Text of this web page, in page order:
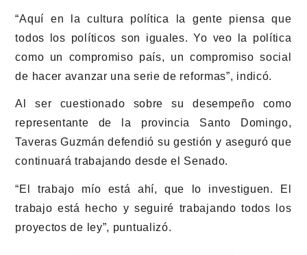
“Aquí en la cultura política la gente piensa que
todos los políticos son iguales. Yo veo la política
como un compromiso país, un compromiso social
de hacer avanzar una serie de reformas”, indicó.
Al ser cuestionado sobre su desempeño como
representante de la provincia Santo Domingo,
Taveras Guzmán defendió su gestión y aseguró que
continuará trabajando desde el Senado.
“El trabajo mío está ahí, que lo investiguen. El
trabajo está hecho y seguiré trabajando todos los
proyectos de ley”, puntualizó.